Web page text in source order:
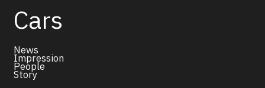
Cars
News
Impression
People
Story